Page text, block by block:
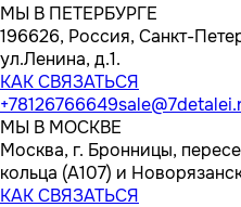
МЫ В ПЕТЕРБУРГЕ
196626, Россия, Санкт-
ул.Ленина, д.1.
КАК СВЯЗАТЬСЯ
+78126766649
МЫ В МОСКВЕ
Москва, г. Бронницы,
кольца (А107) и
КАК СВЯЗАТЬСЯ